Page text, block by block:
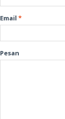
Email *
Pesan